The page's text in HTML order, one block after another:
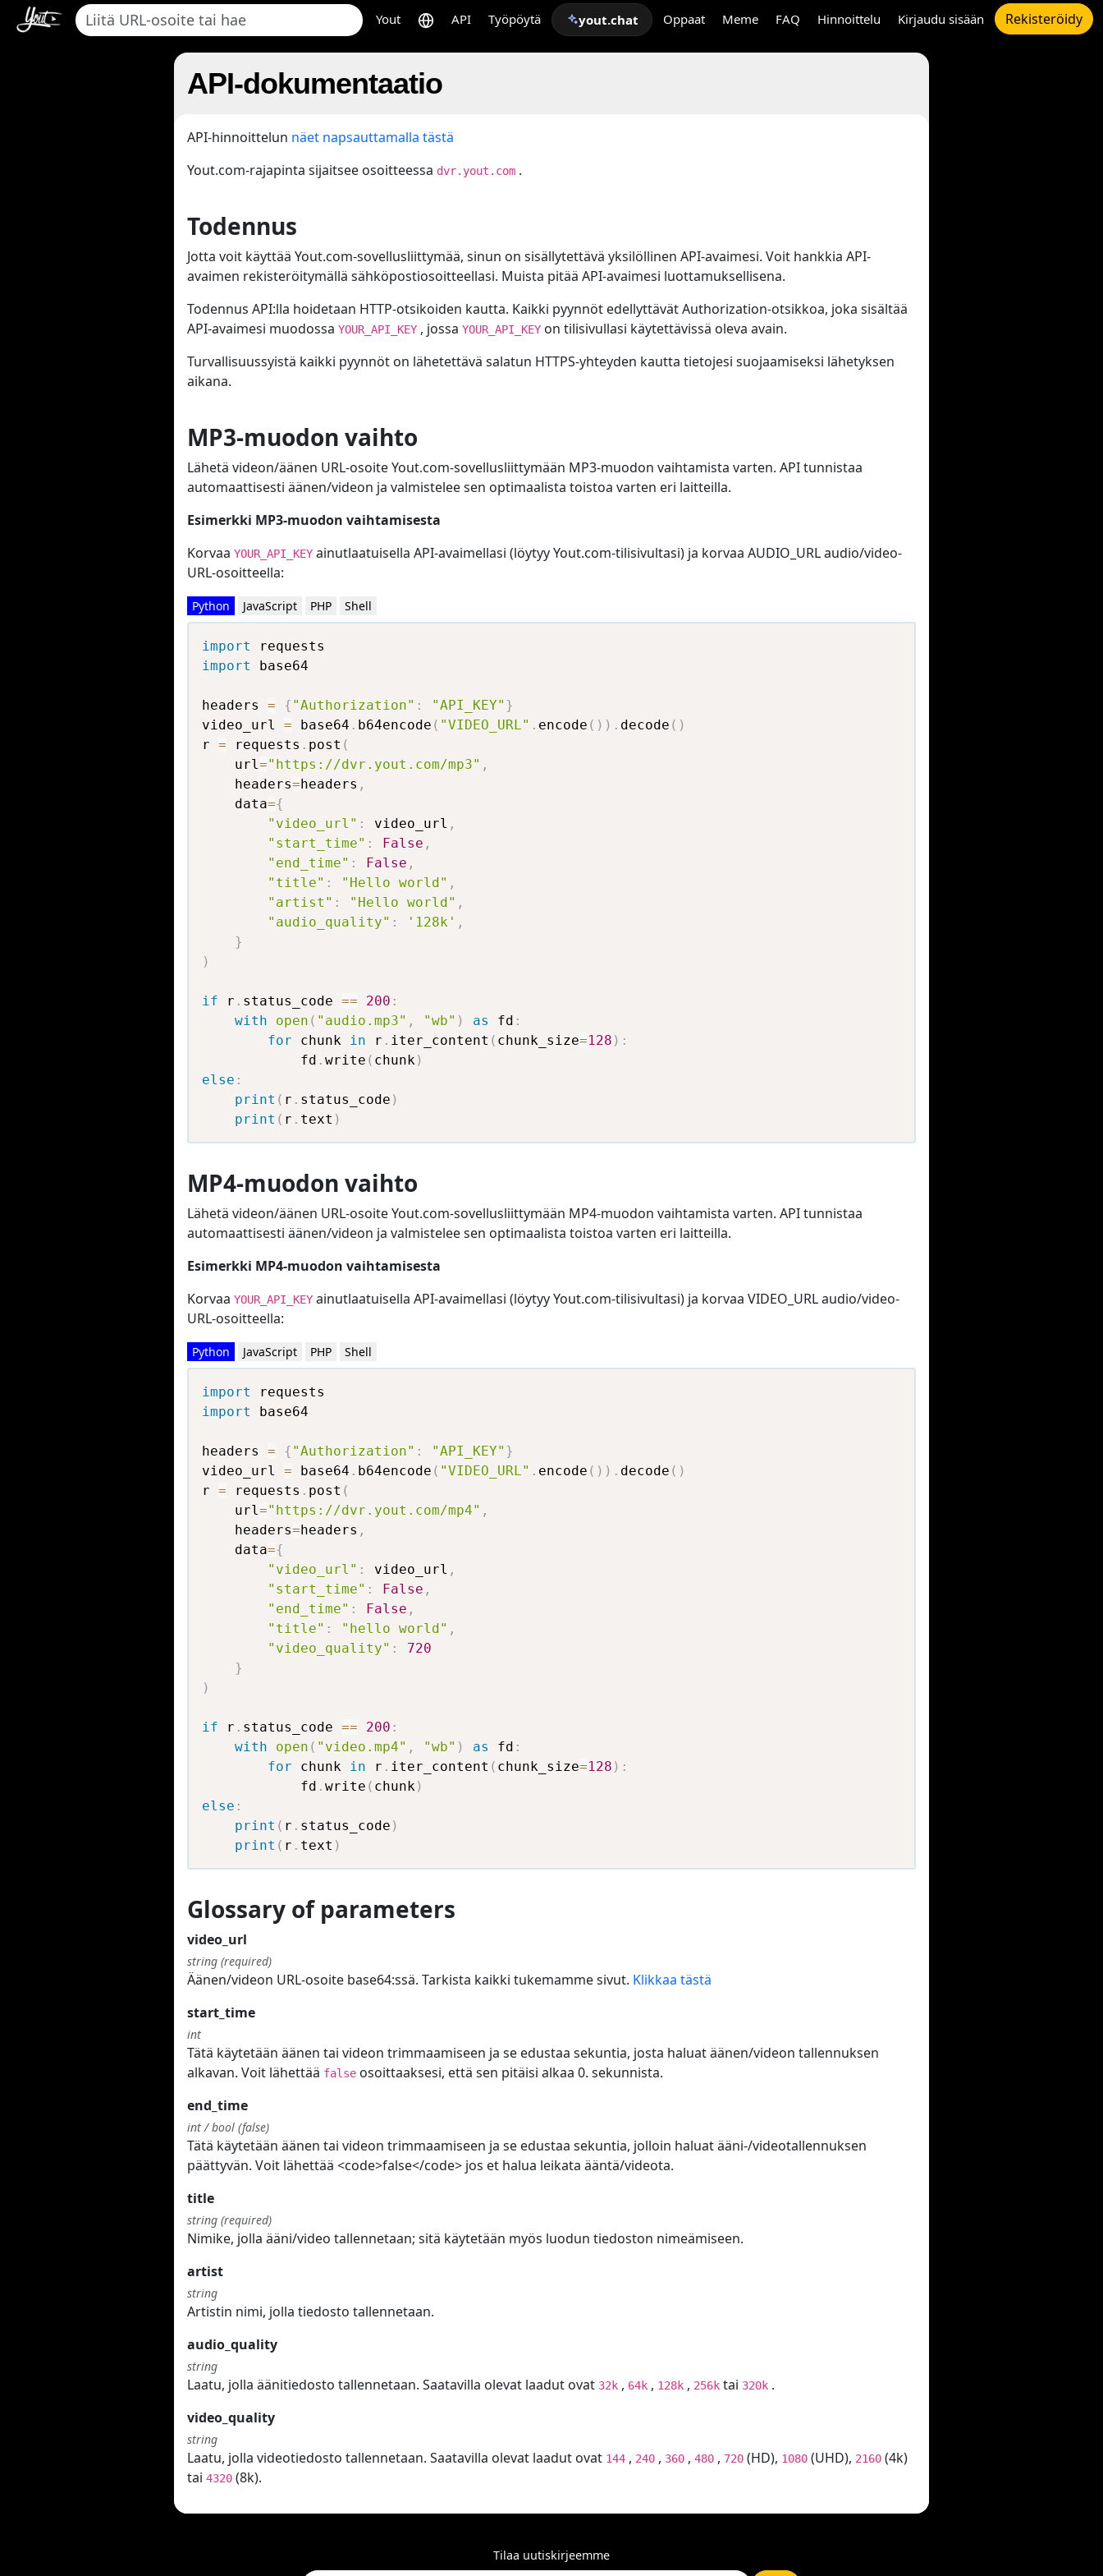
Yout API Työpöytä yout.chat Oppaat Meme FAQ Hinnoittelu Kirjaudu sisään Rekisteröidy
API-dokumentaatio
API-hinnoittelun näet napsauttamalla tästä
Yout.com-rajapinta sijaitsee osoitteessa dvr.yout.com .
Todennus
Jotta voit käyttää Yout.com-sovellusliittymää, sinun on sisällytettävä yksilöllinen API-avaimesi. Voit hankkia API-
avaimen rekisteröitymällä sähköpostiosoitteellasi. Muista pitää API-avaimesi luottamuksellisena.
Todennus API:lla hoidetaan HTTP-otsikoiden kautta. Kaikki pyynnöt edellyttävät Authorization-otsikkoa, joka sisältää
API-avaimesi muodossa YOUR_API_KEY , jossa YOUR_API_KEY on tilisivullasi käytettävissä oleva avain.
Turvallisuussyistä kaikki pyynnöt on lähetettävä salatun HTTPS-yhteyden kautta tietojesi suojaamiseksi lähetyksen
aikana.
MP3-muodon vaihto
Lähetä videon/äänen URL-osoite Yout.com-sovellusliittymään MP3-muodon vaihtamista varten. API tunnistaa
automaattisesti äänen/videon ja valmistelee sen optimaalista toistoa varten eri laitteilla.
Esimerkki MP3-muodon vaihtamisesta
Korvaa YOUR_API_KEY ainutlaatuisella API-avaimellasi (löytyy Yout.com-tilisivultasi) ja korvaa AUDIO_URL audio/video-
URL-osoitteella:
Python JavaScript PHP Shell
import
import base64
headers = { "Authorization" : "API_KEY" }
video_url = base64 . b64encode ( "VIDEO_URL" . encode ( ) ) . decode ( )
r = requests . post (
    url
="https://dvr.yout.com/mp3" ,
    headers
=headers ,
    data
={
"video_url" : video_url ,
"start_time" : False ,
"end_time" : False ,
"title" : "Hello world" ,
"artist" : "Hello world" ,
"audio_quality" : '128k' ,
}
)
if r . status_code == 200 :
with
open ( "audio.mp3" , "wb" ) as fd :
for chunk in r . iter_content ( chunk_size=128 ) :
            fd
. write ( chunk )
else :
print ( r . status_code )
print ( r . text )
MP4-muodon vaihto
Lähetä videon/äänen URL-osoite Yout.com-sovellusliittymään MP4-muodon vaihtamista varten. API tunnistaa
automaattisesti äänen/videon ja valmistelee sen optimaalista toistoa varten eri laitteilla.
Esimerkki MP4-muodon vaihtamisesta
Korvaa YOUR_API_KEY ainutlaatuisella API-avaimellasi (löytyy Yout.com-tilisivultasi) ja korvaa VIDEO_URL audio/video-
URL-osoitteella:
Python JavaScript PHP Shell
import
import base64
headers = { "Authorization" : "API_KEY" }
video_url = base64 . b64encode ( "VIDEO_URL" . encode ( ) ) . decode ( )
r = requests . post (
    url
="https://dvr.yout.com/mp4" ,
    headers
=headers ,
    data
={
"video_url" : video_url ,
"start_time" : False ,
"end_time" : False ,
"title" : "hello world" ,
"video_quality" :
720
}
)
if r . status_code == 200 :
with
open ( "video.mp4" , "wb" ) as fd :
for chunk in r . iter_content ( chunk_size=128 ) :
            fd
. write ( chunk )
else :
print ( r . status_code )
print ( r . text )
Glossary of parameters
video_url
string (required)
Äänen/videon URL-osoite base64:ssä. Tarkista kaikki tukemamme sivut. Klikkaa tästä
start_time
int
Tätä käytetään äänen tai videon trimmaamiseen ja se edustaa sekuntia, josta haluat äänen/videon tallennuksen
alkavan. Voit lähettää false osoittaaksesi, että sen pitäisi alkaa 0. sekunnista.
end_time
int / bool (false)
Tätä käytetään äänen tai videon trimmaamiseen ja se edustaa sekuntia, jolloin haluat ääni-/videotallennuksen
päättyvän. Voit lähettää <code>false</code> jos et halua leikata ääntä/videota.
title
string (required)
Nimike, jolla ääni/video tallennetaan; sitä käytetään myös luodun tiedoston nimeämiseen.
artist
string
Artistin nimi, jolla tiedosto tallennetaan.
audio_quality
string
Laatu, jolla äänitiedosto tallennetaan. Saatavilla olevat laadut ovat 32k , 64k , 128k , 256k tai 320k .
video_quality
string
Laatu, jolla videotiedosto tallennetaan. Saatavilla olevat laadut ovat 144 , 240 , 360 , 480 , 720 (HD), 1080 (UHD), 2160 (4k)
tai 4320 (8k).
Tilaa uutiskirjeemme